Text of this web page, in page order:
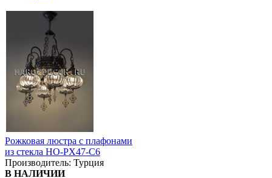
Рожковая люстра с плафонами
из стекла HO-PX47-C6
Производитель: Турция
В НАЛИЧИИ